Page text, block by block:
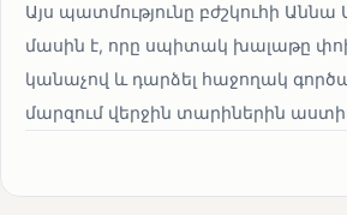
Այս պատմությունը բժշկուհի Աննա
մասին է, որը սպիտակ խալաթը
կանաչով և դարձել հաջողակ
մարզում վերջին տարիներին